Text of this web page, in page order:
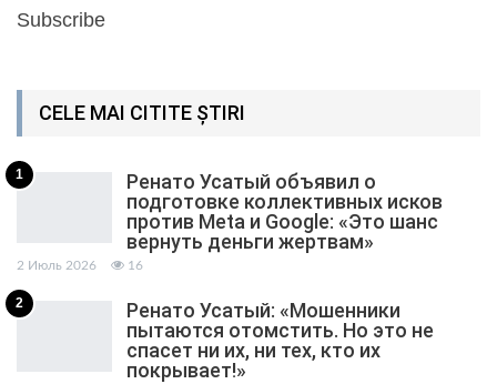
Subscribe
CELE MAI CITITE ȘTIRI
1
Ренато Усатый объявил о
подготовке коллективных исков
против Meta и Google: «Это шанс
вернуть деньги жертвам»
2 Июль 2026 16
2
Ренато Усатый: «Мошенники
пытаются отомстить. Но это не
спасет ни их, ни тех, кто их
покрывает!»